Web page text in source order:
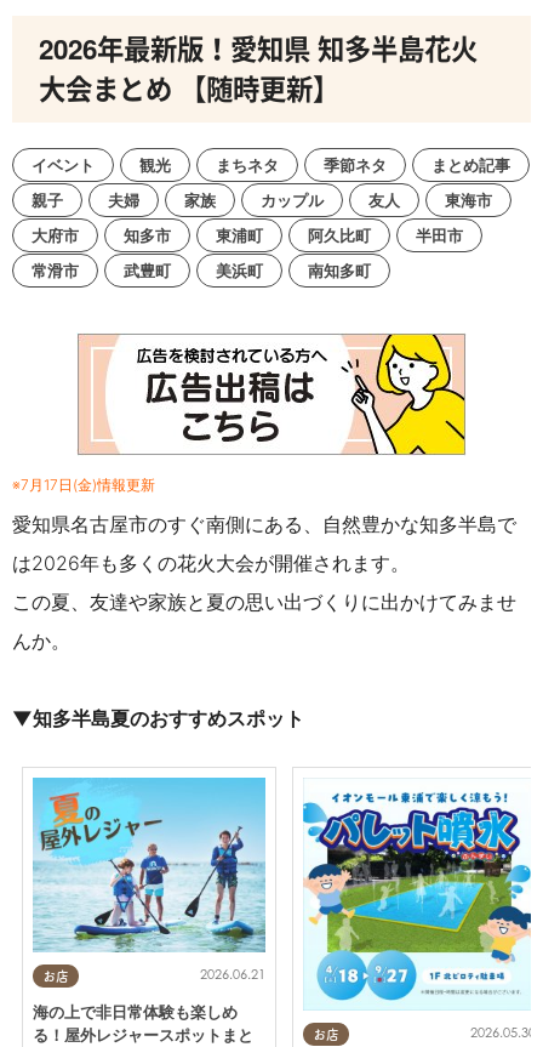
2026年最新版！愛知県 知多半島花火
大会まとめ 【随時更新】
イベント 観光 まちネタ 季節ネタ
まとめ記事
親子
夫婦 家族 カップル 友人
東海市
大府市
知多市 東浦町 阿久比町
半田市
常滑市
武豊町 美浜町 南知多町
※7月17日(金)情報更新
愛知県名古屋市のすぐ南側にある、自然豊かな知多半島で
は2026年も多くの花火大会が開催されます。
この夏、友達や家族と夏の思い出づくりに出かけてみませ
んか。
▼知多半島夏のおすすめスポット
お店 2026.06.21
海の上で非日常体験も楽しめ
る！屋外レジャースポットまと
お店 2026.05.30